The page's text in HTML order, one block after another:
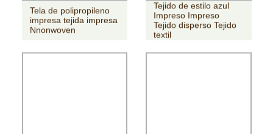
Tela de polipropileno
impresa tejida impresa
Nnonwoven
Tejido de estilo azul
Impreso Impreso
Tejido disperso Tejido
textil